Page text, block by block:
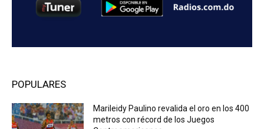
POPULARES
Marileidy Paulino revalida el oro en los 400
metros con récord de los Juegos